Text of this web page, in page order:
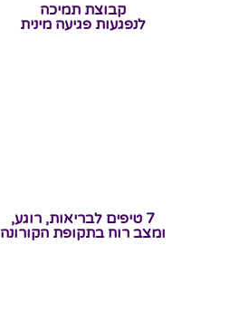
קבוצת תמיכה
לנפגעות פגיעה מינית
7 טיפים לבריאות, רוגע,
ומצב רוח בתקופת הקורונה